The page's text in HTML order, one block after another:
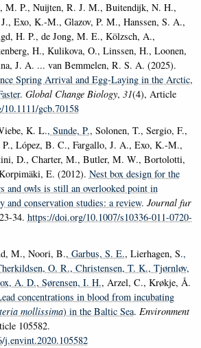
M. P., Nuijten, R. J. M., Buitendijk, N. H.,
Exo, K.-M., Glazov, P. M., Hanssen, S. A.,
H. P., de Jong, M. E., Kölzsch, A.,
H., Kulikova, O., Linssen, H., Loonen,
J. A. ... van Bemmelen, R. S. A. (2025).
Spring Arrival and Egg-Laying in the Arctic,
. Global Change Biology, 31(4), Article
gcb.70158
K. L., Sunde, P., Solonen, T., Sergio, F.,
López, B. C., Fargallo, J. A., Exo, K.-M.,
D., Charter, M., Butler, M. W., Bortolotti,
E. (2012). Nest box design for the
and owls is still an overlooked point in
and conservation studies: a review. Journal fur
34. https://doi.org/10.1007/s10336-011-0720-
M., Noori, B., Garbus, S. E., Lierhagen, S.,
O. R., Christensen, T. K., Tjørnløv,
A. D., Sørensen, I. H., Arzel, C., Krøkje, Å.
concentrations in blood from incubating
mollissima) in the Baltic Sea. Environment
105582.
j.envint.2020.105582